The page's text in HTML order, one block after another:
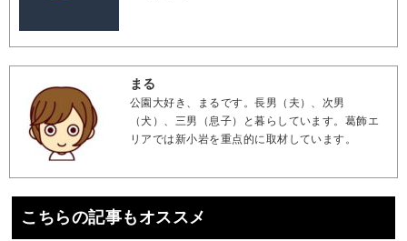
まる
公園大好き、まるです。長男（夫）、次男
（犬）、三男（息子）と暮らしています。葛飾エ
リアでは新小岩を重点的に取材しています。
こちらの記事もオススメ